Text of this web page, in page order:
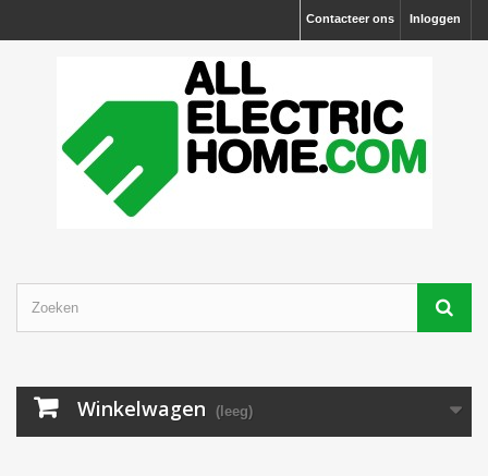
Inloggen
Contacteer ons
Winkelwagen (leeg)